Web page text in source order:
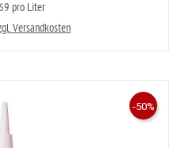
pro Liter
Versandkosten
-50%